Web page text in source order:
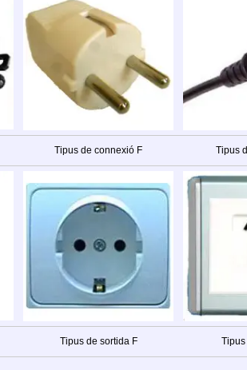
Tipus de connexió F Tipus
Tipus de sortida F